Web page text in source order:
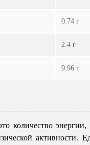
0.74 г
2.4 г
9.96 г
количество энергии,
активности.